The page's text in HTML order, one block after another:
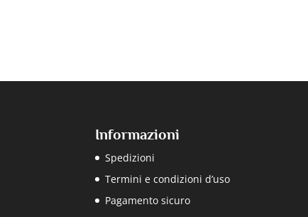
Informazioni
Spedizioni
Termini e condizioni d’uso
Pagamento sicuro